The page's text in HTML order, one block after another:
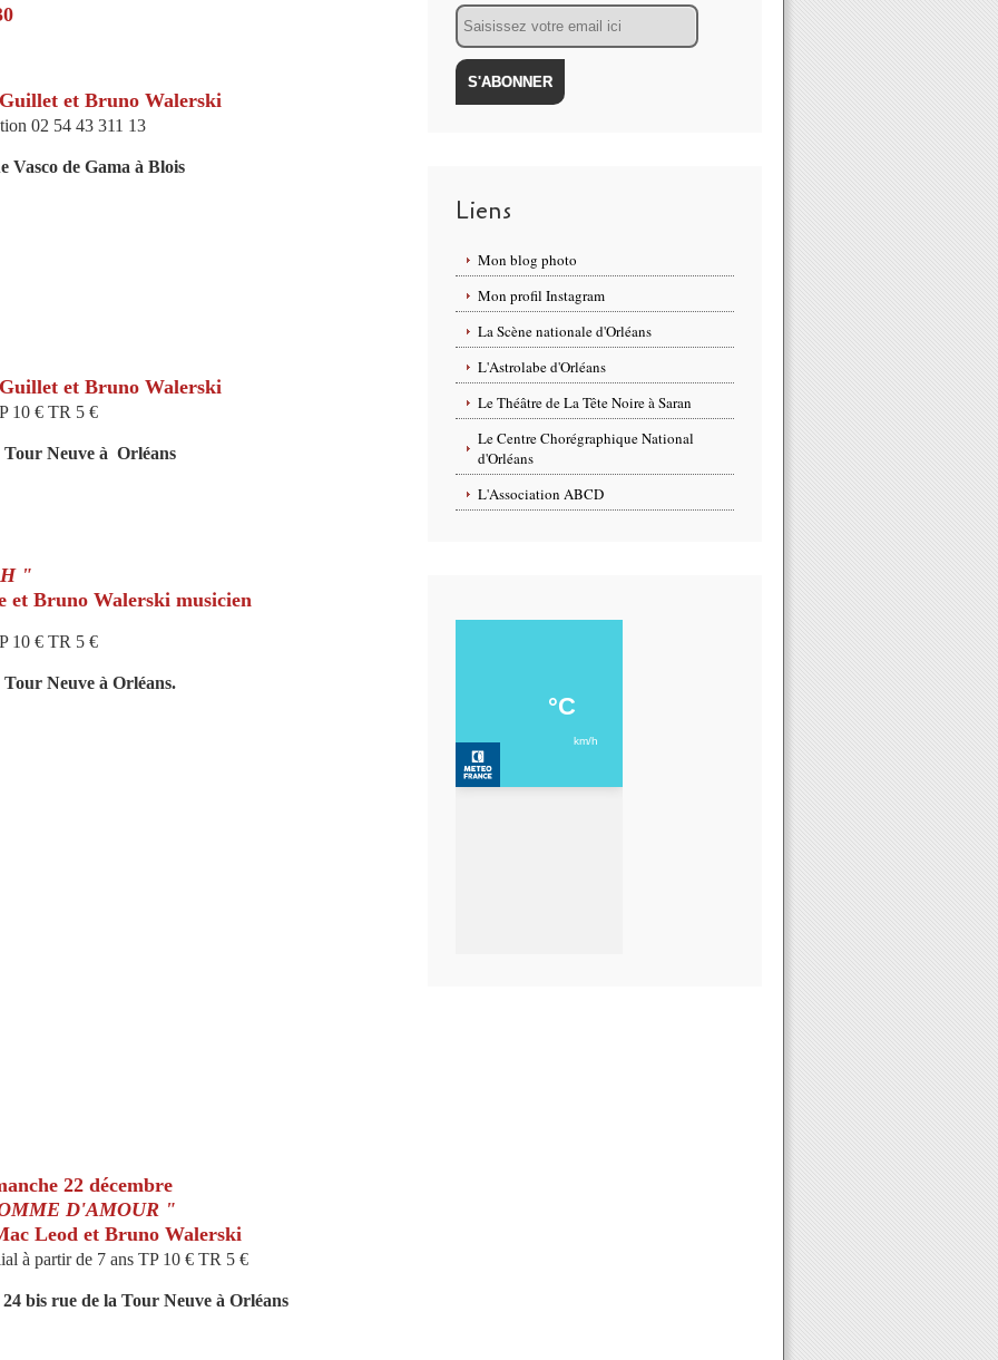
et Bruno Walerski
02 54 43 311 13
Vasco de Gama à Blois
et Bruno Walerski
10 € TR 5 €
Tour Neuve à Orléans
"
et Bruno Walerski musicien
10 € TR 5 €
Tour Neuve à Orléans.
22 décembre
D'AMOUR "
Leod et Bruno Walerski
à partir de 7 ans TP 10 € TR 5 €
bis rue de la Tour Neuve à Orléans
Email
Liens
Mon blog photo
Mon profil Instagram
La Scène nationale d'Orléans
L'Astrolabe d'Orléans
Le Théâtre de La Tête Noire à Saran
Le Centre Chorégraphique National
d'Orléans
L'Association ABCD